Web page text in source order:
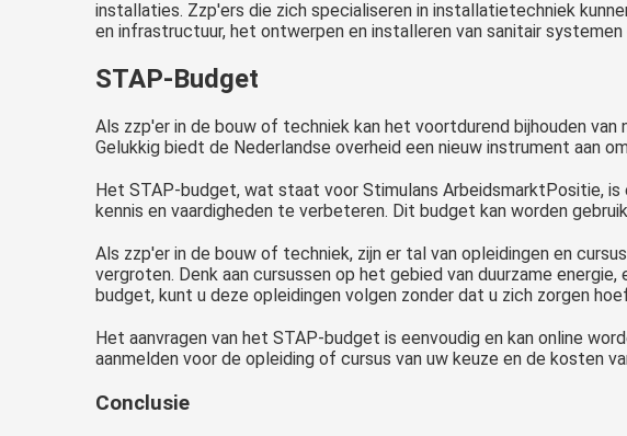
installaties. Zzp'ers die zich specialiseren in installatietechniek
en infrastructuur, het ontwerpen en installeren van sanitair
STAP-Budget
Als zzp'er in de bouw of techniek kan het voortdurend bijhouden
Gelukkig biedt de Nederlandse overheid een nieuw instrument aan
Het STAP-budget, wat staat voor Stimulans ArbeidsmarktPositie, is
kennis en vaardigheden te verbeteren. Dit budget kan worden
Als zzp'er in de bouw of techniek, zijn er tal van opleidingen en
vergroten. Denk aan cursussen op het gebied van duurzame
budget, kunt u deze opleidingen volgen zonder dat u zich zorgen
Het aanvragen van het STAP-budget is eenvoudig en kan online
aanmelden voor de opleiding of cursus van uw keuze en de kosten
Conclusie